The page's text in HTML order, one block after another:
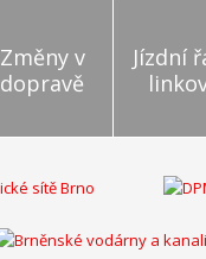
Změny v
dopravě
Jízdní